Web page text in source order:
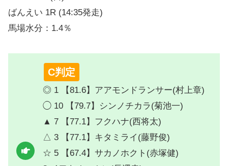
ばんえい 1R (14:35発走)
馬場水分：1.4％
C判定
◎ 1 【81.6】アアモンドランサー(村上章)
◯ 10 【79.7】シンノチカラ(菊池一)
▲ 7 【77.1】フクハナ(西将太)
△ 3 【77.1】キタミライ(藤野俊)
☆ 5 【67.4】サカノホクト(赤塚健)